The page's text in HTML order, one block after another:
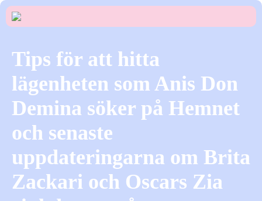
Tips för att hitta
lägenheten som Anis Don
Demina söker på Hemnet
och senaste
uppdateringarna om Brita
Zackari och Oscars Zia